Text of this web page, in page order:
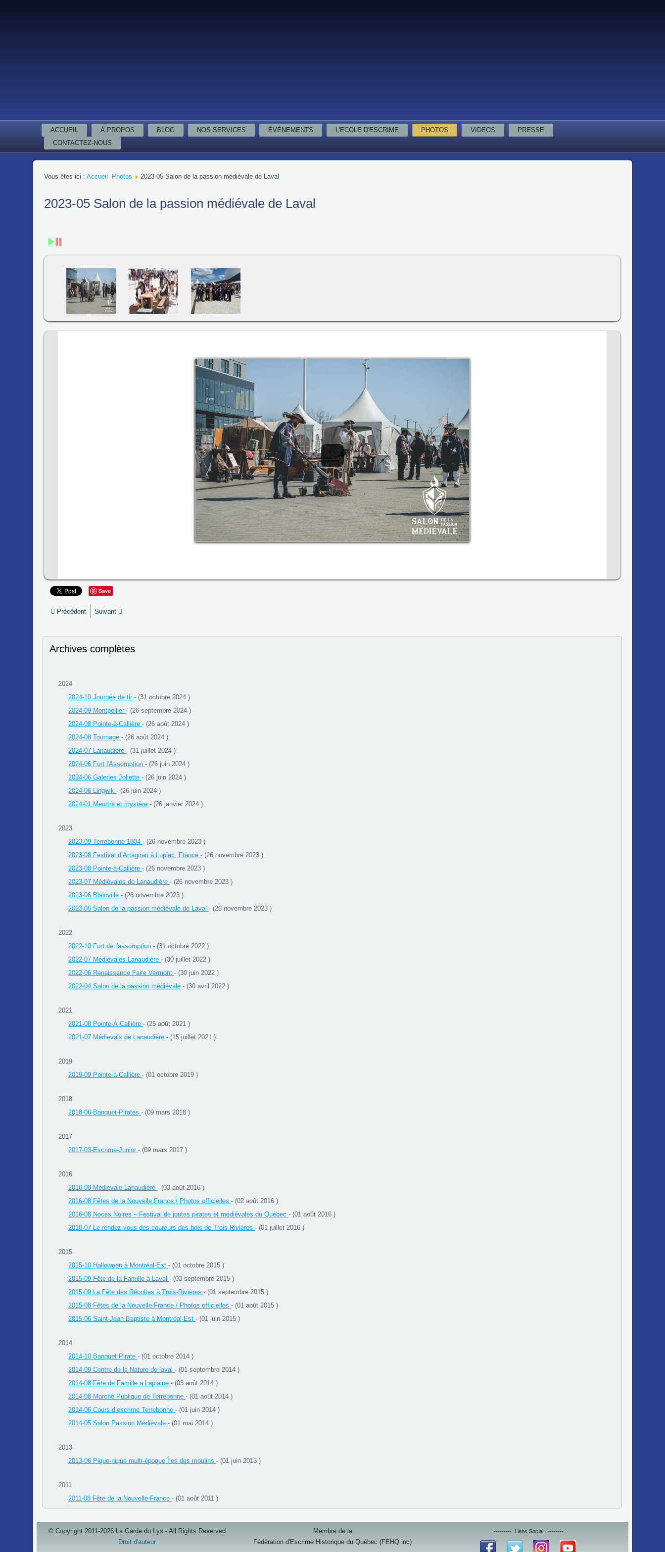
ACCUEIL À PROPOS BLOG NOS SERVICES ÉVÉNEMENTS L'ECOLE D'ESCRIME PHOTOS VIDEOS
PRESSE
CONTACTEZ-NOUS
Vous êtes ici :Accueil Photos 2023-05 Salon de la passion médiévale de Laval
2023-05 Salon de la passion médiévale de Laval
Save
Précédent Suivant
Archives complètes
2024
2024-10 Journée de tir- (31 octobre 2024 )
2024-09 Montpellier- (26 septembre 2024 )
2024-08 Pointe-à-Callière- (26 août 2024 )
2024-08 Tournage- (26 août 2024 )
2024-07 Lanaudière- (31 juillet 2024 )
2024-06 Fort l'Assomption- (26 juin 2024 )
2024-06 Galeries Joliette- (26 juin 2024 )
2024-06 Lingwik- (26 juin 2024 )
2024-01 Meurtre et mystère- (26 janvier 2024 )
2023
2023-09 Terrebonne 1804- (26 novembre 2023 )
2023-08 Festival d’Artagnan à Lupiac, France- (26 novembre 2023 )
2023-08 Pointe-à-Callière- (26 novembre 2023 )
2023-07 Médiévales de Lanaudière- (26 novembre 2023 )
2023-06 Blainville- (26 novembre 2023 )
2023-05 Salon de la passion médiévale de Laval- (26 novembre 2023 )
2022
2022-10 Fort de l'assomption- (31 octobre 2022 )
2022-07 Médiévales Lanaudière- (30 juillet 2022 )
2022-06 Renaissance Faire Vermont- (30 juin 2022 )
2022-04 Salon de la passion médiévale- (30 avril 2022 )
2021
2021-08 Pointe-À-Callière- (25 août 2021 )
2021-07 Médievals de Lanaudière- (15 juillet 2021 )
2019
2019-09 Pointe-à-Callière- (01 octobre 2019 )
2018
2018-06-Banquet-Pirates- (09 mars 2018 )
2017
2017-03-Escrime-Junior- (09 mars 2017 )
2016
2016-08 Médiévale Lanaudière- (03 août 2016 )
2016-08 Fêtes de la Nouvelle France / Photos officielles- (02 août 2016 )
2016-08 Noces Noires – Festival de joutes pirates et médiévales du Québec- (01 août 2016 )
2016-07 Le rendez-vous des coureurs des bois de Trois-Rivières- (01 juillet 2016 )
2015
2015-10 Halloween à Montréal-Est- (01 octobre 2015 )
2015-09 Fête de la Famille à Laval- (03 septembre 2015 )
2015-09 La Fête des Récoltes à Trois-Rivières- (01 septembre 2015 )
2015-08 Fêtes de la Nouvelle-France / Photos officielles- (01 août 2015 )
2015-06 Saint-Jean Baptiste à Montréal-Est- (01 juin 2015 )
2014
2014-10 Banquet Pirate- (01 octobre 2014 )
2014-09 Centre de la Nature de laval- (01 septembre 2014 )
2014-08 Fête de Famille a Laplaine- (03 août 2014 )
2014-08 Marché Publique de Terrebonne- (01 août 2014 )
2014-06 Cours d’escrime Terrebonne- (01 juin 2014 )
2014-05 Salon Passion Médiévale- (01 mai 2014 )
2013
2013-06 Pique-nique multi-époque Îles des moulins- (01 juin 2013 )
2011
2011-08 Fête de la Nouvelle-France- (01 août 2011 )
© Copyright 2011-2026 La Garde du Lys - All Rights Reserved
Droit d'auteur
Membre de la
Fédération d'Escrime Historique du Québec (FEHQ inc)
--------- Liens Social: --------